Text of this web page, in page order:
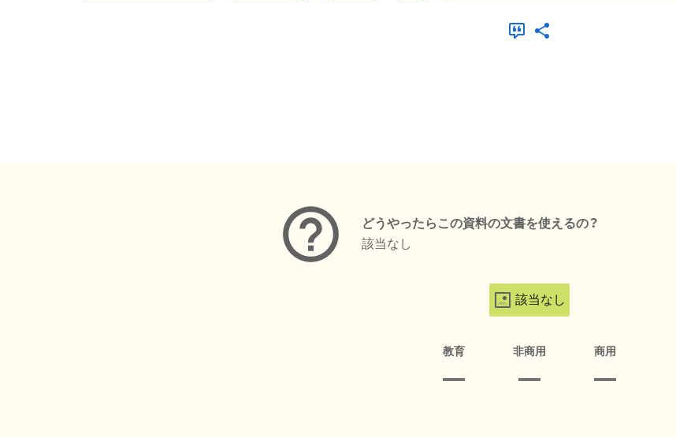
どうやったらこの資料の文書を使えるの？
該当なし
該当なし
教育 非商用 商用